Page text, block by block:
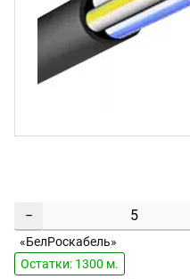
−
«БелРоскабель»
Остатки: 1300 м.